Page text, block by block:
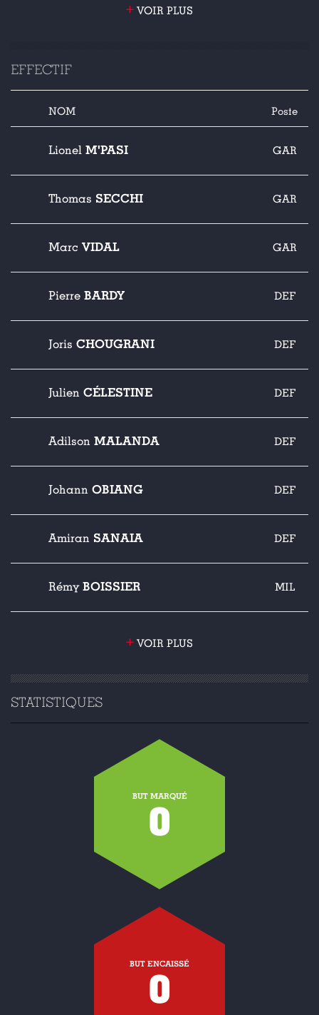
+ VOIR PLUS
EFFECTIF
NOM Poste
Lionel M'PASI GAR
Thomas SECCHI GAR
Marc VIDAL GAR
Pierre BARDY DEF
Joris CHOUGRANI DEF
Julien CÉLESTINE DEF
Adilson MALANDA DEF
Johann OBIANG DEF
Amiran SANAIA DEF
Rémy BOISSIER MIL
+ VOIR PLUS
STATISTIQUES
BUT MARQUÉ
0
BUT ENCAISSÉ
0